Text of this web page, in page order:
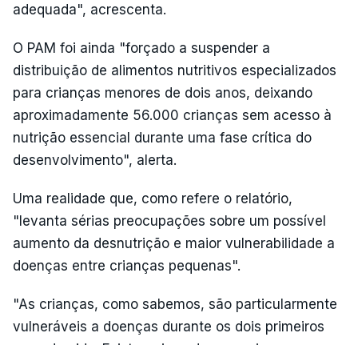
adequada", acrescenta.
O PAM foi ainda "forçado a suspender a
distribuição de alimentos nutritivos especializados
para crianças menores de dois anos, deixando
aproximadamente 56.000 crianças sem acesso à
nutrição essencial durante uma fase crítica do
desenvolvimento", alerta.
Uma realidade que, como refere o relatório,
"levanta sérias preocupações sobre um possível
aumento da desnutrição e maior vulnerabilidade a
doenças entre crianças pequenas".
"As crianças, como sabemos, são particularmente
vulneráveis a doenças durante os dois primeiros